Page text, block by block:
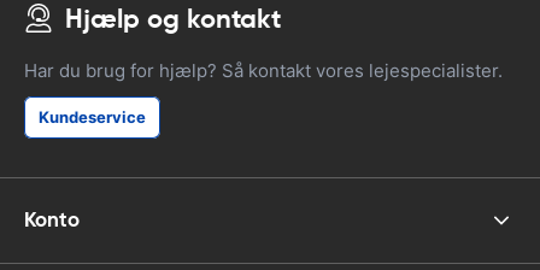
Hjælp og kontakt
Har du brug for hjælp? Så kontakt vores lejespecialister.
Kundeservice
Konto